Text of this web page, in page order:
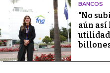
BANCOS
"No
aún así